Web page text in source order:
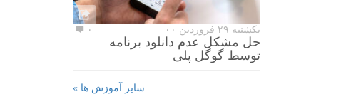
یکشنبه ۲۹ فروردین ۰۰ ۰
حل مشکل عدم دانلود برنامه
توسط گوگل پلی
سایر آموزش ها »